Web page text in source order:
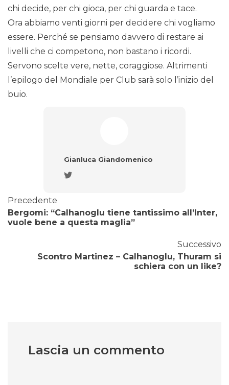
chi decide, per chi gioca, per chi guarda e tace.
Ora abbiamo venti giorni per decidere chi vogliamo
essere. Perché se pensiamo davvero di restare ai
livelli che ci competono, non bastano i ricordi.
Servono scelte vere, nette, coraggiose. Altrimenti
l’epilogo del Mondiale per Club sarà solo l’inizio del
buio.
Gianluca Giandomenico
Precedente
Bergomi: “Calhanoglu tiene tantissimo all’Inter,
vuole bene a questa maglia”
Successivo
Scontro Martinez – Calhanoglu, Thuram si
schiera con un like?
Lascia un commento